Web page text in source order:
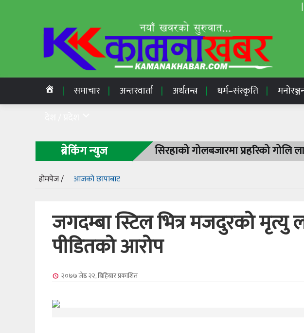
|
समाचार अन्तरवार्ता अर्थतन्त्र धर्म–संस्कृति
ब्रेकिंग न्युज सिरहाको गोलबजारमा प्रहरिको गोलि
होमपेज / आजको छापाबाट
जगदम्बा स्टिल भित्र मजदुरको मृत्यु
पीडितको आरोप
२०७७ जेष्ठ २२, बिहिबारप्रकाशित